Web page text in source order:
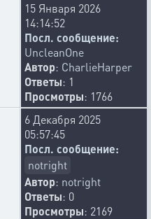
15 Января 2026
14:14:52
Посл. сообщение:
UncleanOne
Автор: CharlieHarper
Ответы: 1
Просмотры: 1766
6 Декабря 2025
05:57:45
Посл. сообщение:
notright
Автор: notright
Ответы: 0
Просмотры: 2169